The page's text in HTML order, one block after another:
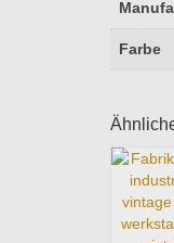
Farbe